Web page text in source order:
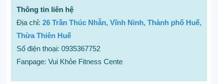
Thông tin liên hệ
Địa chỉ: 26 Trần Thúc Nhẫn, Vĩnh Ninh, Thành phố Huế,
Thừa Thiên Huế
Số điện thoại: 0935367752
Fanpage: Vui Khỏe Fitness Cente